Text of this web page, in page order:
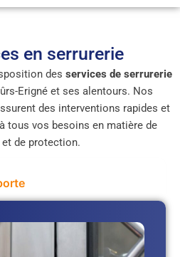
en serrurerie
des services de serrurerie
Erigné et ses alentours. Nos
des interventions rapides et
tous vos besoins en matière de
de protection.